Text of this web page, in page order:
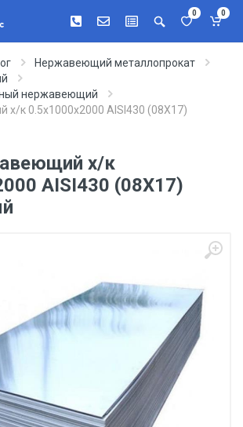
0 0
Нержавеющий металлопрокат
нержавеющий
х/к 0.5х1000х2000 AISI430 (08Х17)
х/к
AISI430 (08Х17)